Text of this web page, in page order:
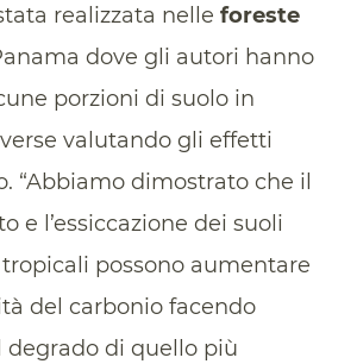
realizzata nelle foreste
dove gli autori hanno
porzioni di suolo in
valutando gli effetti
“Abbiamo dimostrato che il
e l’essiccazione dei suoli
possono aumentare
del carbonio facendo
degrado di quello più